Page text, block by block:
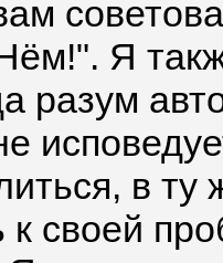
Я
разум
в
к своей